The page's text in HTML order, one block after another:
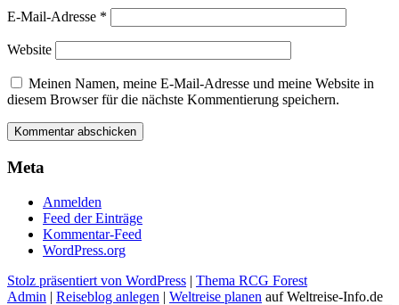
E-Mail-Adresse *
Website
Meinen Namen, meine E-Mail-Adresse und meine Website in
diesem Browser für die nächste Kommentierung speichern.
Meta
Anmelden
Feed der Einträge
Kommentar-Feed
WordPress.org
Stolz präsentiert von WordPress | Thema RCG Forest
Admin | Reiseblog anlegen | Weltreise planen auf Weltreise-Info.de